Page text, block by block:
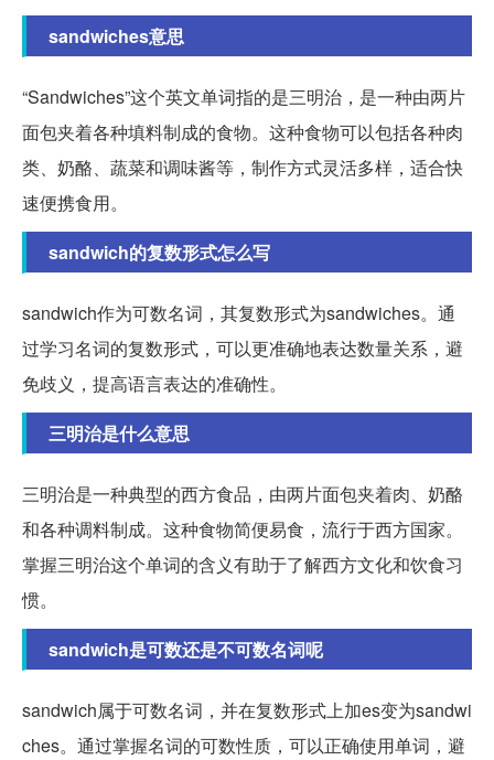
sandwiches意思
“Sandwiches”这个英文单词指的是三明治，是一种由两片
面包夹着各种填料制成的食物。这种食物可以包括各种肉
类、奶酪、蔬菜和调味酱等，制作方式灵活多样，适合快
速便携食用。
sandwich的复数形式怎么写
sandwich作为可数名词，其复数形式为sandwiches。通
过学习名词的复数形式，可以更准确地表达数量关系，避
免歧义，提高语言表达的准确性。
三明治是什么意思
三明治是一种典型的西方食品，由两片面包夹着肉、奶酪
和各种调料制成。这种食物简便易食，流行于西方国家。
掌握三明治这个单词的含义有助于了解西方文化和饮食习
惯。
sandwich是可数还是不可数名词呢
sandwich属于可数名词，并在复数形式上加es变为sandwi
ches。通过掌握名词的可数性质，可以正确使用单词，避